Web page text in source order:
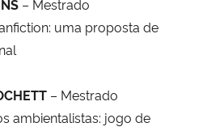
– Mestrado
uma proposta de
– Mestrado
ambientalistas: jogo de